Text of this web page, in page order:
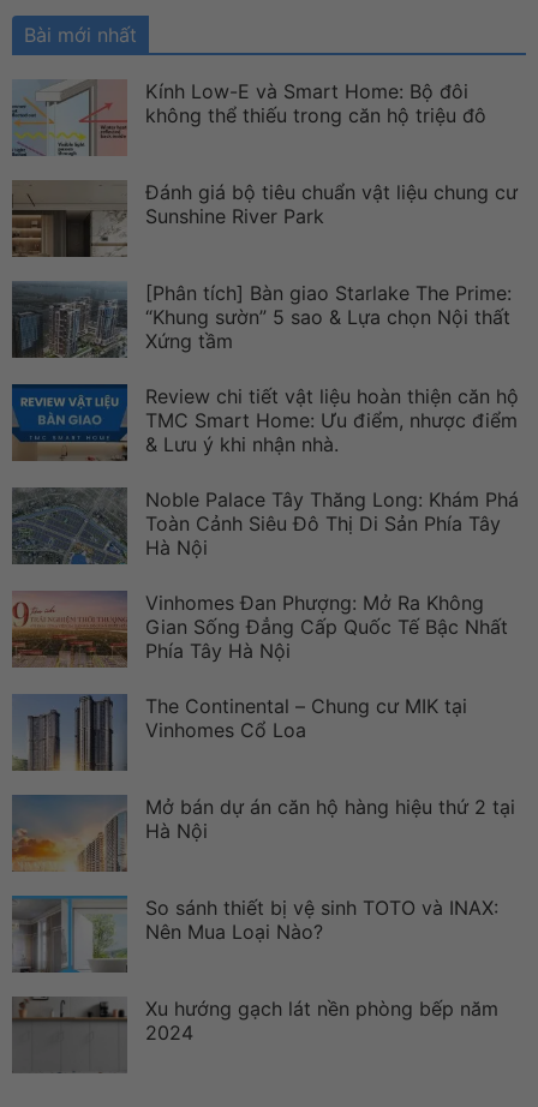
Bài mới nhất
Kính Low-E và Smart Home: Bộ đôi
không thể thiếu trong căn hộ triệu đô
Đánh giá bộ tiêu chuẩn vật liệu chung cư
Sunshine River Park
[Phân tích] Bàn giao Starlake The Prime:
“Khung sườn” 5 sao & Lựa chọn Nội thất
Xứng tầm
Review chi tiết vật liệu hoàn thiện căn hộ
TMC Smart Home: Ưu điểm, nhược điểm
& Lưu ý khi nhận nhà.
Noble Palace Tây Thăng Long: Khám Phá
Toàn Cảnh Siêu Đô Thị Di Sản Phía Tây
Hà Nội
Vinhomes Đan Phượng: Mở Ra Không
Gian Sống Đẳng Cấp Quốc Tế Bậc Nhất
Phía Tây Hà Nội
The Continental – Chung cư MIK tại
Vinhomes Cổ Loa
Mở bán dự án căn hộ hàng hiệu thứ 2 tại
Hà Nội
So sánh thiết bị vệ sinh TOTO và INAX:
Nên Mua Loại Nào?
Xu hướng gạch lát nền phòng bếp năm
2024